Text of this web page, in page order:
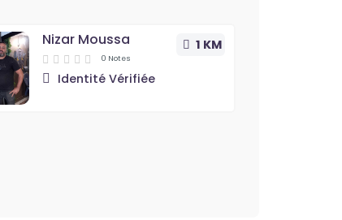
1 KM
Nizar Moussa
0 Notes
Identité Vérifiée